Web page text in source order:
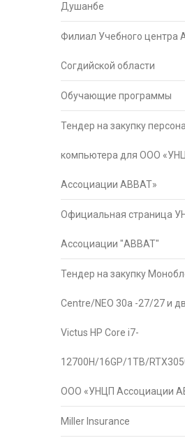
Душанбе
Филиал Учебного центра
Согдийской области
Обучающие программы
Тендер на закупку
компьютера для ООО
Ассоциации АВВАТ»
Официальная страница
Ассоциации "АВВАТ"
Тендер на закупку
Centre/NEO 30a -27/27 и
Victus HP Core i7-
12700H/16GP/1TB/
ООО «УНЦП Ассоциации
Miller Insurance